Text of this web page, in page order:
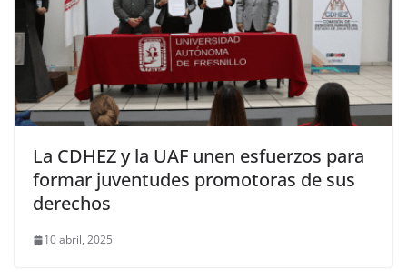
La CDHEZ y la UAF unen esfuerzos para
formar juventudes promotoras de sus
derechos
10 abril, 2025